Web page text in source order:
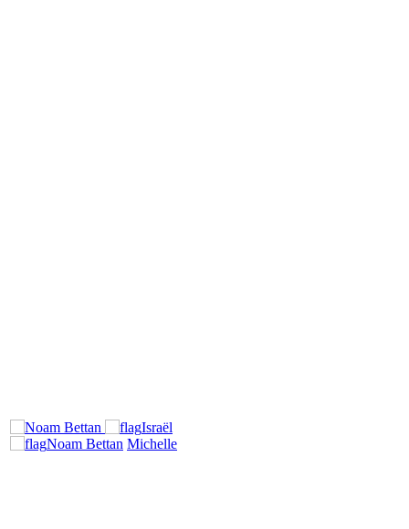
Israël
Noam Bettan Michelle